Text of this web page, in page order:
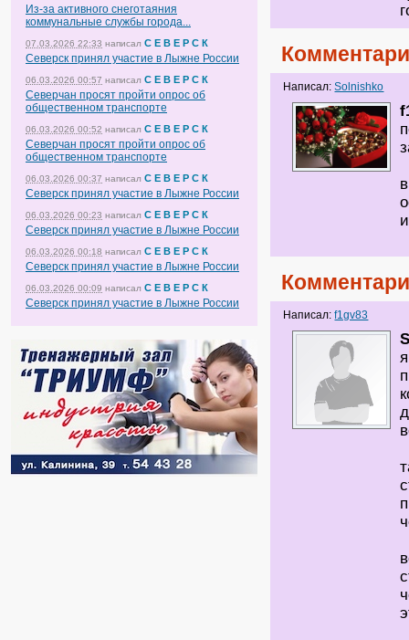
Из-за активного снеготаяния
коммунальные службы города...
07.03.2026 22:33 написал С Е В Е Р С К
Северск принял участие в Лыжне России
06.03.2026 00:57 написал С Е В Е Р С К
Северчан просят пройти опрос об
общественном транспорте
06.03.2026 00:52 написал С Е В Е Р С К
Северчан просят пройти опрос об
общественном транспорте
06.03.2026 00:37 написал С Е В Е Р С К
Северск принял участие в Лыжне России
06.03.2026 00:23 написал С Е В Е Р С К
Северск принял участие в Лыжне России
06.03.2026 00:18 написал С Е В Е Р С К
Северск принял участие в Лыжне России
06.03.2026 00:09 написал С Е В Е Р С К
Северск принял участие в Лыжне России
Написал:Solnishko
Написал:f1gv83